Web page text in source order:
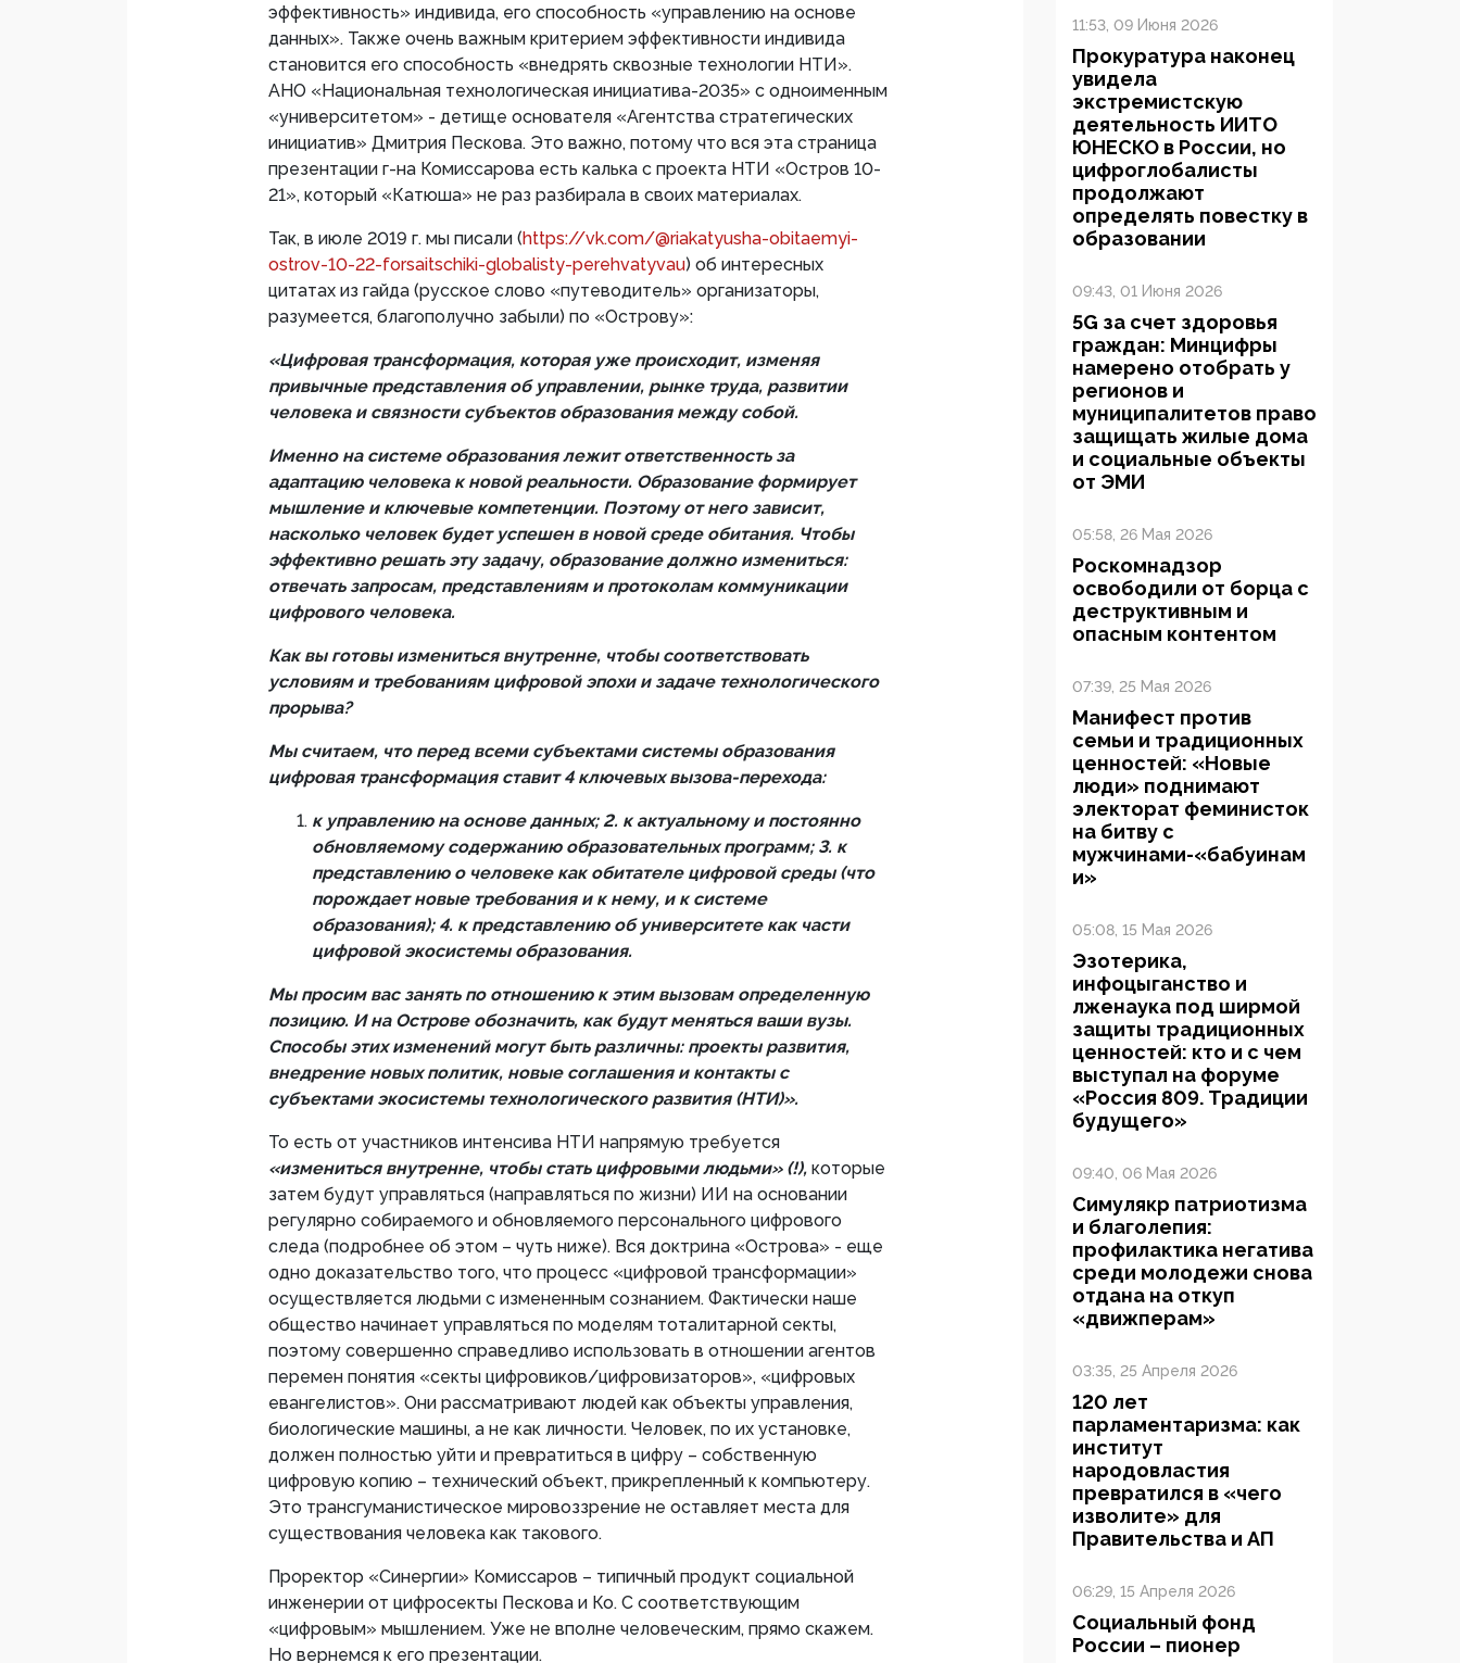
эффективность» индивида, его способность «управлению на основе
данных». Также очень важным критерием эффективности индивида
становится его способность «внедрять сквозные технологии НТИ».
АНО «Национальная технологическая инициатива-2035» с одноименным
«университетом» - детище основателя «Агентства стратегических
инициатив» Дмитрия Пескова. Это важно, потому что вся эта страница
презентации г-на Комиссарова есть калька с проекта НТИ «Остров 10-
21», который «Катюша» не раз разбирала в своих материалах.
Так, в июле 2019 г. мы писали (https://vk.com/@riakatyusha-obitaemyi-
ostrov-10-22-forsaitschiki-globalisty-perehvatyvau) об интересных
цитатах из гайда (русское слово «путеводитель» организаторы,
разумеется, благополучно забыли) по «Острову»:
«Цифровая трансформация, которая уже происходит, изменяя
привычные представления об управлении, рынке труда, развитии
человека и связности субъектов образования между собой.
Именно на системе образования лежит ответственность за
адаптацию человека к новой реальности. Образование формирует
мышление и ключевые компетенции. Поэтому от него зависит,
насколько человек будет успешен в новой среде обитания. Чтобы
эффективно решать эту задачу, образование должно измениться:
отвечать запросам, представлениям и протоколам коммуникации
цифрового человека.
Как вы готовы измениться внутренне, чтобы соответствовать
условиям и требованиям цифровой эпохи и задаче технологического
прорыва?
Мы считаем, что перед всеми субъектами системы образования
цифровая трансформация ставит 4 ключевых вызова-перехода:
к управлению на основе данных; 2. к актуальному и постоянно
обновляемому содержанию образовательных программ; 3. к
представлению о человеке как обитателе цифровой среды (что
порождает новые требования и к нему, и к системе
образования); 4. к представлению об университете как части
цифровой экосистемы образования.
Мы просим вас занять по отношению к этим вызовам определенную
позицию. И на Острове обозначить, как будут меняться ваши вузы.
Способы этих изменений могут быть различны: проекты развития,
внедрение новых политик, новые соглашения и контакты с
субъектами экосистемы технологического развития (НТИ)».
То есть от участников интенсива НТИ напрямую требуется
«измениться внутренне, чтобы стать цифровыми людьми» (!), которые
затем будут управляться (направляться по жизни) ИИ на основании
регулярно собираемого и обновляемого персонального цифрового
следа (подробнее об этом – чуть ниже). Вся доктрина «Острова» - еще
одно доказательство того, что процесс «цифровой трансформации»
осуществляется людьми с измененным сознанием. Фактически наше
общество начинает управляться по моделям тоталитарной секты,
поэтому совершенно справедливо использовать в отношении агентов
перемен понятия «секты цифровиков/цифровизаторов», «цифровых
евангелистов». Они рассматривают людей как объекты управления,
биологические машины, а не как личности. Человек, по их установке,
должен полностью уйти и превратиться в цифру – собственную
цифровую копию – технический объект, прикрепленный к компьютеру.
Это трансгуманистическое мировоззрение не оставляет места для
существования человека как такового.
Проректор «Синергии» Комиссаров – типичный продукт социальной
инженерии от цифросекты Пескова и Ко. С соответствующим
«цифровым» мышлением. Уже не вполне человеческим, прямо скажем.
Но вернемся к его презентации.
11:53, 09 Июня 2026
Прокуратура наконец
увидела
экстремистскую
деятельность ИИТО
ЮНЕСКО в России, но
цифроглобалисты
продолжают
определять повестку в
образовании
09:43, 01 Июня 2026
5G за счет здоровья
граждан: Минцифры
намерено отобрать у
регионов и
муниципалитетов право
защищать жилые дома
и социальные объекты
от ЭМИ
05:58, 26 Мая 2026
Роскомнадзор
освободили от борца с
деструктивным и
опасным контентом
07:39, 25 Мая 2026
Манифест против
семьи и традиционных
ценностей: «Новые
люди» поднимают
электорат феминисток
на битву с
мужчинами-«бабуинам
и»
05:08, 15 Мая 2026
Эзотерика,
инфоцыганство и
лженаука под ширмой
защиты традиционных
ценностей: кто и с чем
выступал на форуме
«Россия 809. Традиции
будущего»
09:40, 06 Мая 2026
Симулякр патриотизма
и благолепия:
профилактика негатива
среди молодежи снова
отдана на откуп
«движперам»
03:35, 25 Апреля 2026
120 лет
парламентаризма: как
институт
народовластия
превратился в «чего
изволите» для
Правительства и АП
06:29, 15 Апреля 2026
Социальный фонд
России – пионер